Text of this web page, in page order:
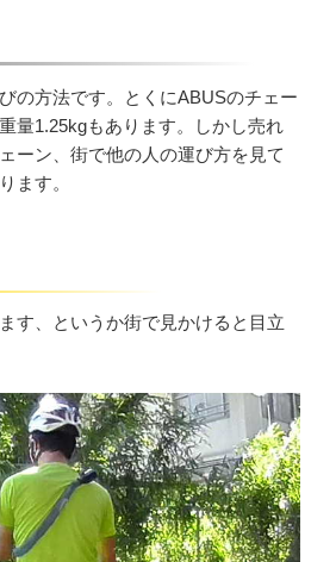
の方法です。とくにABUSのチェー
量1.25kgもあります。しかし売れ
ーン、街で他の人の運び方を見て
ます。
す、というか街で見かけると目立